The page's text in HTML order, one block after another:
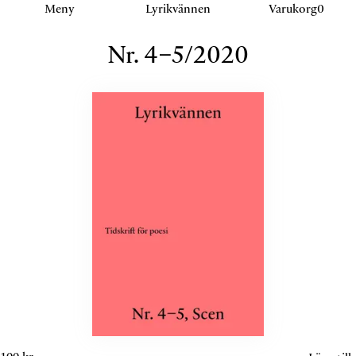
Klicka eller navigera för att aktivera detta sektion.
Meny Lyrikvännen Varukorg0
Nr. 4–5/2020